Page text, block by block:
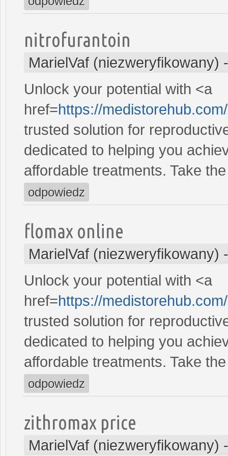
nitrofurantoin
MarielVaf (niezweryfikowany)
Unlock your potential with <a
href=https://
trusted solution for
dedicated to helping you
affordable treatments. Take
odpowiedz
flomax online
MarielVaf (niezweryfikowany)
Unlock your potential with <a
href=https://
trusted solution for
dedicated to helping you
affordable treatments. Take
odpowiedz
zithromax price
MarielVaf (niezweryfikowany)